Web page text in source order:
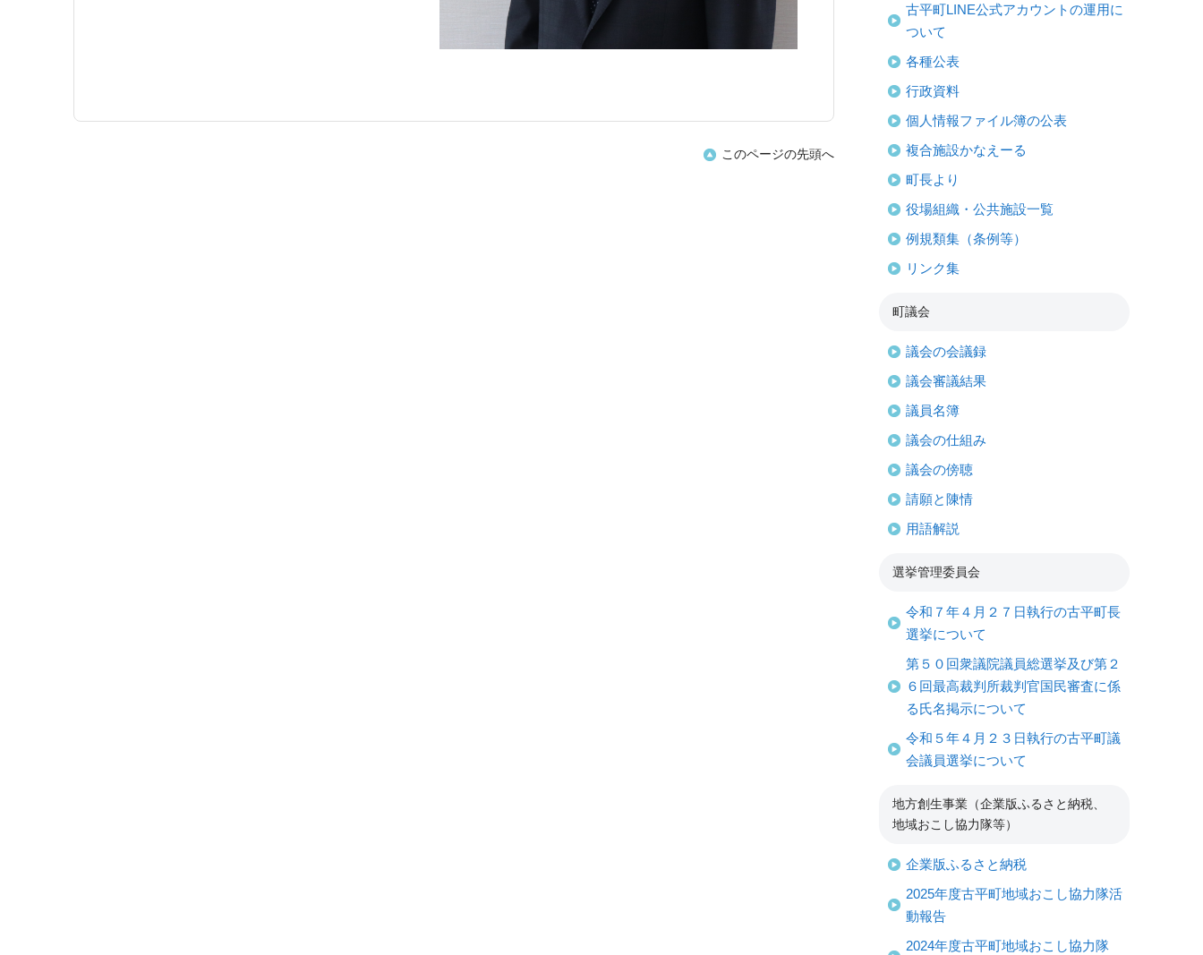
このページの先頭へ
古平町LINE公式アカウントの運用に
ついて
各種公表
行政資料
個人情報ファイル簿の公表
複合施設かなえーる
町長より
役場組織・公共施設一覧
例規類集（条例等）
リンク集
町議会
議会の会議録
議会審議結果
議員名簿
議会の仕組み
議会の傍聴
請願と陳情
用語解説
選挙管理委員会
令和７年４月２７日執行の古平町長
選挙について
第５０回衆議院議員総選挙及び第２
６回最高裁判所裁判官国民審査に係
る氏名掲示について
令和５年４月２３日執行の古平町議
会議員選挙について
地方創生事業（企業版ふるさと納税、
地域おこし協力隊等）
企業版ふるさと納税
2025年度古平町地域おこし協力隊活
動報告
2024年度古平町地域おこし協力隊